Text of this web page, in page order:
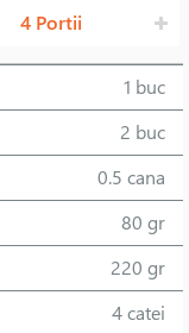
4 Portii
1 buc
2 buc
0.5 cana
80 gr
220 gr
4 catei